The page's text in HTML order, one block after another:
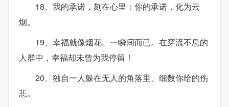
18、我的承诺，刻在心里：你的承诺，化为云
烟。
19、幸福就像烟花。一瞬间而已。在穿流不息的
人群中，幸福却未曾为我停留！
20、独自一人躲在无人的角落里、细数你给的伤
悲。